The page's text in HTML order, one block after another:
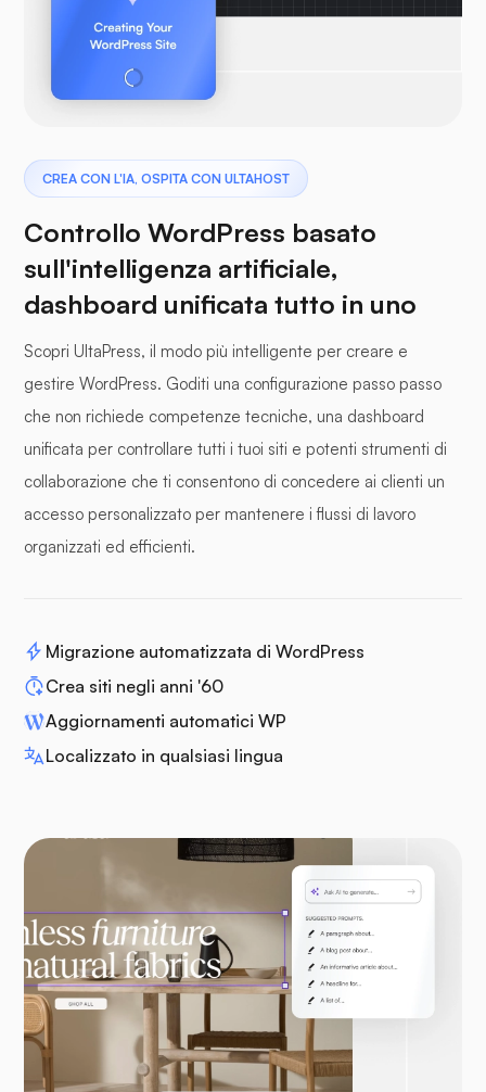
CREA CON L'IA, OSPITA CON ULTAHOST
Controllo WordPress basato
sull'intelligenza artificiale,
dashboard unificata tutto in uno
Scopri UltaPress, il modo più intelligente per creare e
gestire WordPress. Goditi una configurazione passo passo
che non richiede competenze tecniche, una dashboard
unificata per controllare tutti i tuoi siti e potenti strumenti di
collaborazione che ti consentono di concedere ai clienti un
accesso personalizzato per mantenere i flussi di lavoro
organizzati ed efficienti.
Migrazione automatizzata di WordPress
Crea siti negli anni '60
Aggiornamenti automatici WP
Localizzato in qualsiasi lingua